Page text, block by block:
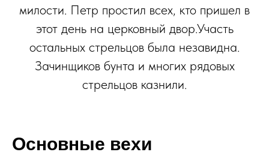
милости. Петр простил всех, кто пришел в
этот день на церковный двор.Участь
остальных стрельцов была незавидна.
Зачинщиков бунта и многих рядовых
стрельцов казнили.
Основные вехи